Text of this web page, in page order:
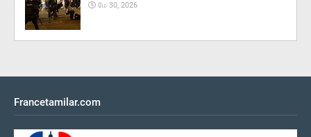
மே 30, 2026
Francetamilar.com